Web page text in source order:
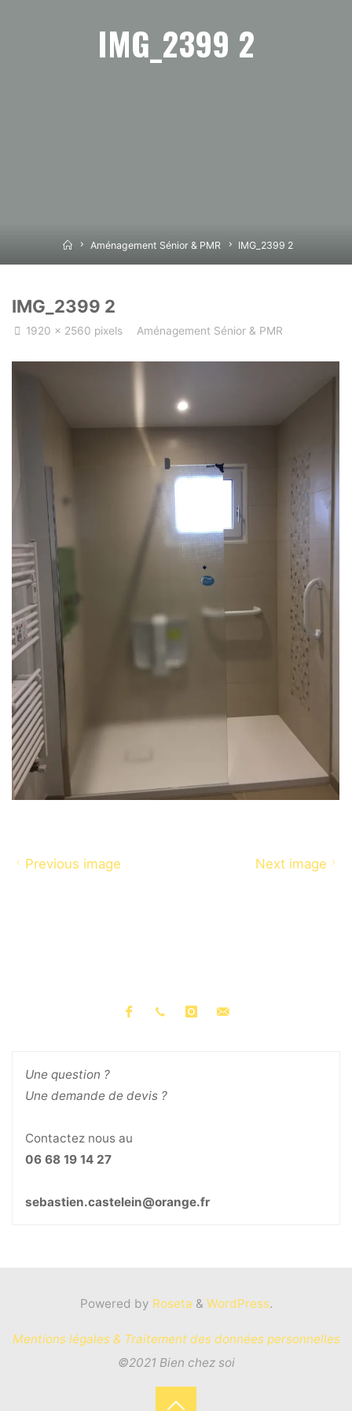
IMG_2399 2
HomeAménagement Sénior & PMR IMG_2399 2
IMG_2399 2
Full1920 × 2560 pixels Aménagement Sénior & PMR
Previous image Next image
Une question ?
Une demande de devis ?
Contactez nous au
06 68 19 14 27
sebastien.castelein@orange.fr
Powered by Roseta & WordPress.
Mentions légales & Traitement des données personnelles
©2021 Bien chez soi